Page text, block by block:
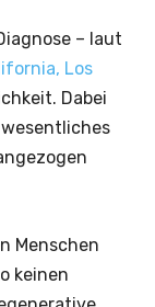
– laut
Los
Dabei
Menschen
keinen